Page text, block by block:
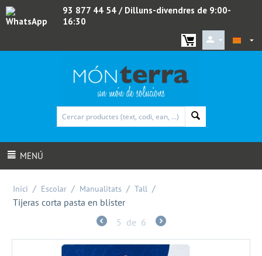
WhatsApp
93 877 44 54 / Dilluns-divendres de 9:00-
16:30
MENÚ
Inici / Escolar / Manualitats / Tall /
Tijeras corta pasta en blister
5 de 6